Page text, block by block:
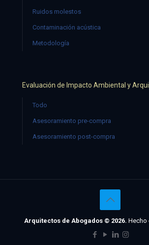
Ruidos molestos
Contaminación acústica
Metodología
Evaluación de Impacto Ambiental y
Todo
Asesoramiento pre-compra
Asesoramiento post-compra
Arquitectos de Abogados © 2026. Hecho